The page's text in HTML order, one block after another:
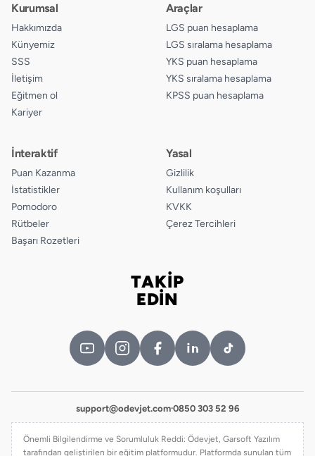
Kurumsal
Hakkımızda
Künyemiz
SSS
İletişim
Eğitmen ol
Kariyer
Araçlar
LGS puan hesaplama
LGS sıralama hesaplama
YKS puan hesaplama
YKS sıralama hesaplama
KPSS puan hesaplama
İnteraktif
Puan Kazanma
İstatistikler
Pomodoro
Rütbeler
Başarı Rozetleri
Yasal
Gizlilik
Kullanım koşulları
KVKK
Çerez Tercihleri
TAKİP
EDİN
support@odevjet.com·0850 303 52 96
Önemli Bilgilendirme ve Sorumluluk Reddi: Ödevjet, Garsoft Yazılım
tarafından geliştirilen bir eğitim platformudur. Platformda sunulan tüm